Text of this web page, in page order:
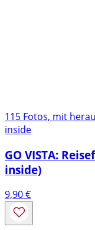
115 Fotos, mit
inside
GO VISTA:
inside)
9,90€